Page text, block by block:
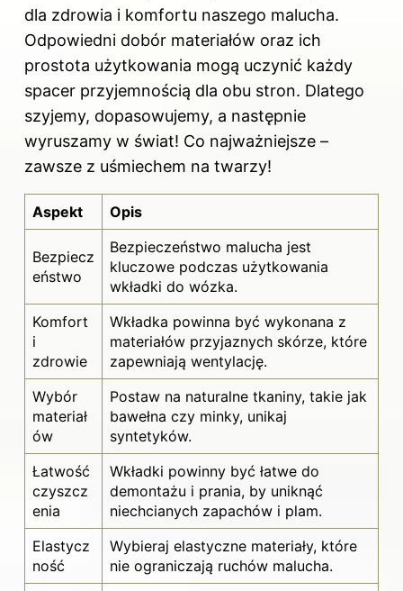
dla zdrowia i komfortu naszego malucha.
Odpowiedni dobór materiałów oraz ich
prostota użytkowania mogą uczynić każdy
spacer przyjemnością dla obu stron. Dlatego
szyjemy, dopasowujemy, a następnie
wyruszamy w świat! Co najważniejsze –
zawsze z uśmiechem na twarzy!
Aspekt Opis
Bezpiecz
eństwo
Bezpieczeństwo malucha jest
kluczowe podczas użytkowania
wkładki do wózka.
Komfort
i
zdrowie
Wkładka powinna być wykonana z
materiałów przyjaznych skórze, które
zapewniają wentylację.
Wybór
materiał
ów
Postaw na naturalne tkaniny, takie jak
bawełna czy minky, unikaj
syntetyków.
Łatwość
czyszcz
enia
Wkładki powinny być łatwe do
demontażu i prania, by uniknąć
niechcianych zapachów i plam.
Elastycz
ność
Wybieraj elastyczne materiały, które
nie ograniczają ruchów malucha.